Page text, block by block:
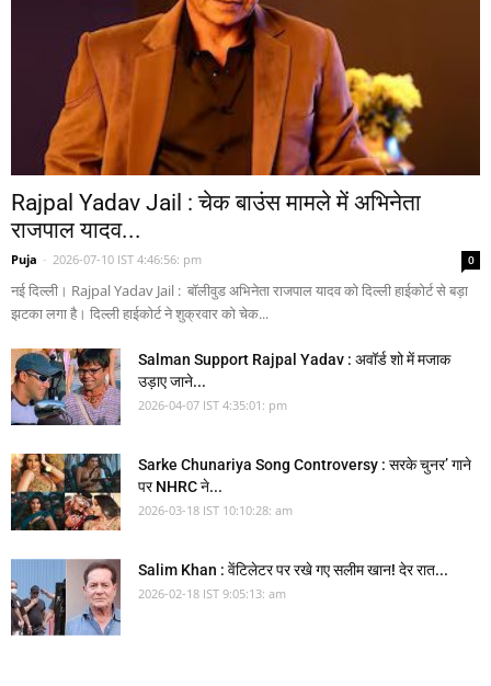
Rajpal Yadav Jail : चेक बाउंस मामले में अभिनेता
राजपाल यादव...
Puja - 2026-07-10 IST 4:46:56: pm 0
नई दिल्ली। Rajpal Yadav Jail : बॉलीवुड अभिनेता राजपाल यादव को दिल्ली हाईकोर्ट से बड़ा
झटका लगा है। दिल्ली हाईकोर्ट ने शुक्रवार को चेक...
Salman Support Rajpal Yadav : अवॉर्ड शो में मजाक
उड़ाए जाने...
2026-04-07 IST 4:35:01: pm
Sarke Chunariya Song Controversy : सरके चुनर’ गाने
पर NHRC ने...
2026-03-18 IST 10:10:28: am
Salim Khan : वेंटिलेटर पर रखे गए सलीम खान! देर रात...
2026-02-18 IST 9:05:13: am